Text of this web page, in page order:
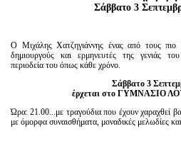
Είσοδος διαχειριστή
Σάββατο 3
Ο Μιχάλης Χατζηγιάννης ένας από τους πιο
δημιουργούς και ερμηνευτές της γενιάς
περιοδεία του όπως κάθε χρόνο.
Σάββατο 3
έρχεται στο ΓΥΜΝΑΣΙΟ
Ώρα: 21.00...με τραγούδια που έχουν χαραχθεί
με όμορφα συναισθήματα, μοναδικές μελωδίες